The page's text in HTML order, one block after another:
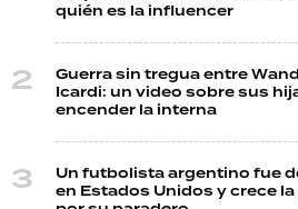
quién es la influencer
Guerra sin tregua entre
Icardi: un video sobre sus
encender la interna
Un futbolista argentino fue
en Estados Unidos y crece